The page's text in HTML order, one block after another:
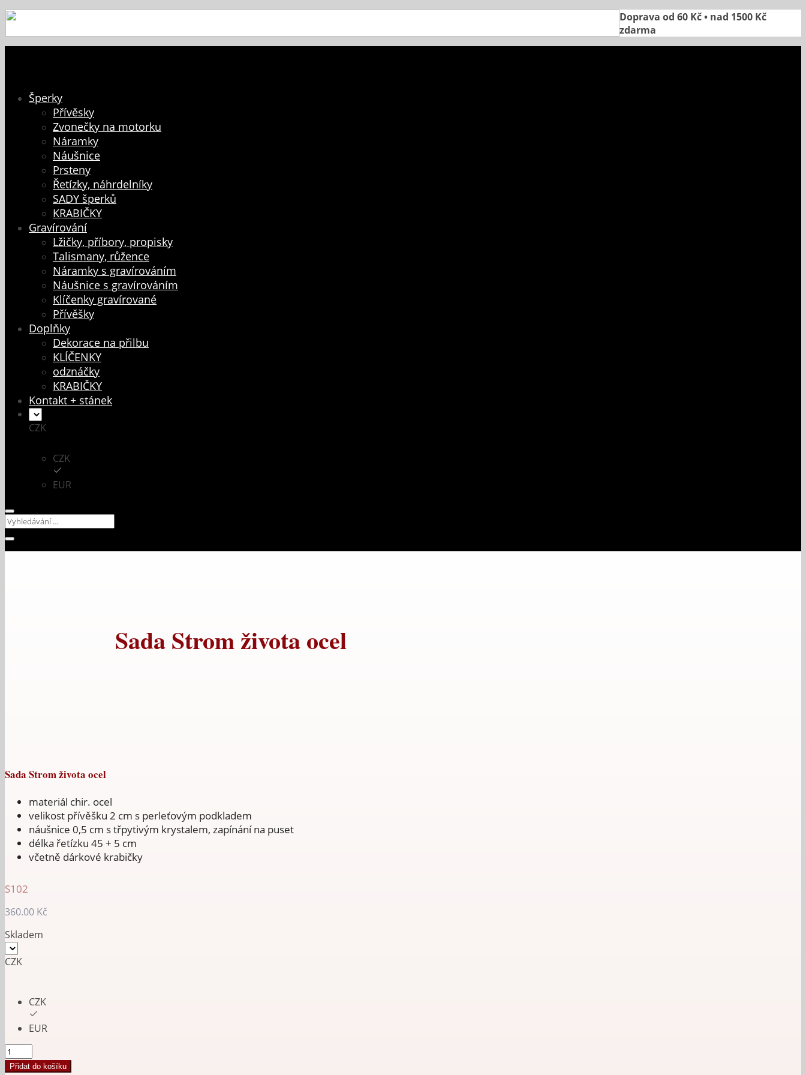
Doprava od 60 Kč • nad 1500 Kč
zdarma
Šperky
Přívěsky
Zvonečky na motorku
Náramky
Náušnice
Prsteny
Řetízky, náhrdelníky
SADY šperků
KRABIČKY
Gravírování
Lžičky, příbory, propisky
Talismany, růžence
Náramky s gravírováním
Náušnice s gravírováním
Klíčenky gravírované
Přívěšky
Doplňky
Dekorace na přilbu
KLÍČENKY
odznáčky
KRABIČKY
Kontakt + stánek
CZK
CZK
EUR
Sada Strom života ocel
Sada Strom života ocel
materiál chir. ocel
velikost přívěšku 2 cm s perleťovým podkladem
náušnice 0,5 cm s třpytivým krystalem, zapínání na puset
délka řetízku 45 + 5 cm
včetně dárkové krabičky
S102
360.00 Kč
Skladem
CZK
CZK
EUR
Sada
Strom
Přidat do košíku